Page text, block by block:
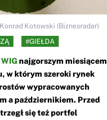
Konrad Kotowski (Biznesradar)
#GIEŁDA
WIGnajgorszym miesiącem
w którym szeroki rynek
wypracowanych
a październikiem. Przed
się też portfel